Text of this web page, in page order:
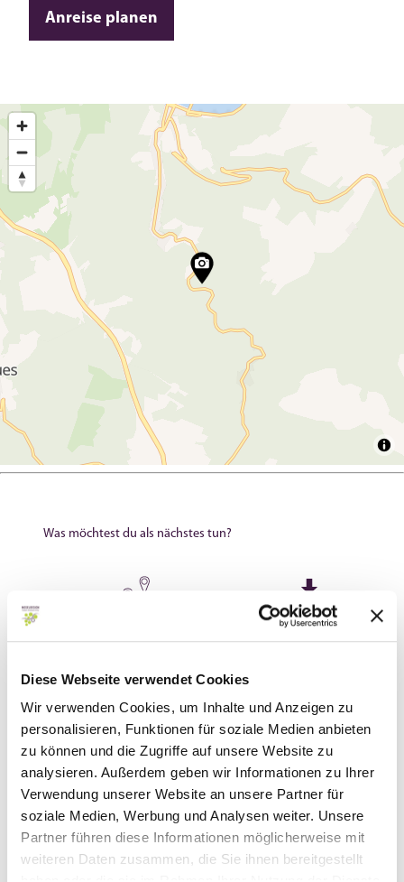
Diese Webseite verwendet Cookies
Wir verwenden Cookies, um Inhalte und Anzeigen zu
personalisieren, Funktionen für soziale Medien anbieten
zu können und die Zugriffe auf unsere Website zu
analysieren. Außerdem geben wir Informationen zu Ihrer
Verwendung unserer Website an unsere Partner für
soziale Medien, Werbung und Analysen weiter. Unsere
Partner führen diese Informationen möglicherweise mit
weiteren Daten zusammen, die Sie ihnen bereitgestellt
Anreise planen
Was möchtest du als nächstes tun?
PDF erzeugen